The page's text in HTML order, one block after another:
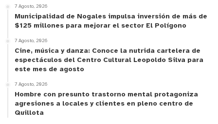
7 Agosto, 2026
Municipalidad de Nogales impulsa inversión de más de
$125 millones para mejorar el sector El Polígono
7 Agosto, 2026
Cine, música y danza: Conoce la nutrida cartelera de
espectáculos del Centro Cultural Leopoldo Silva para
este mes de agosto
7 Agosto, 2026
Hombre con presunto trastorno mental protagoniza
agresiones a locales y clientes en pleno centro de
Quillota